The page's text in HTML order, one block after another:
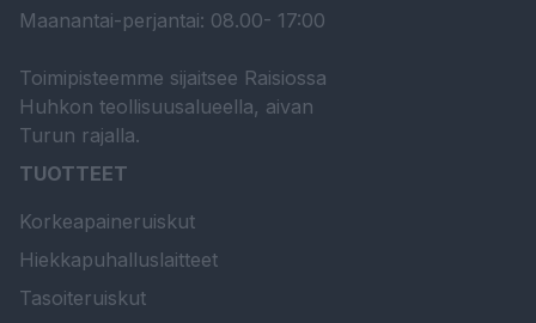
Maanantai-perjantai: 08.00- 17:00
Toimipisteemme sijaitsee Raisiossa
Huhkon teollisuusalueella, aivan
Turun rajalla.
TUOTTEET
Korkeapaineruiskut
Hiekkapuhalluslaitteet
Tasoiteruiskut